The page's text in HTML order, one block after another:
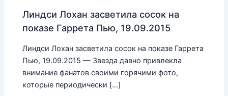
Линдси Лохан засветила сосок на
показе Гаррета Пью, 19.09.2015
Линдси Лохан засветила сосок на показе Гаррета
Пью, 19.09.2015 — Звезда давно привлекла
внимание фанатов своими горячими фото,
которые периодически […]